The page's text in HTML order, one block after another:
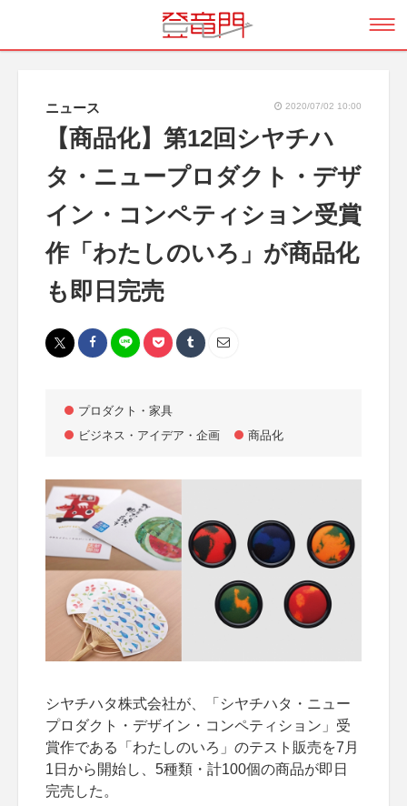
ニュース 2020/07/02 10:00
【商品化】第12回シヤチハ
タ・ニュープロダクト・デザ
イン・コンペティション受賞
作「わたしのいろ」が商品化
も即日完売
プロダクト・家具
ビジネス・アイデア・企画
商品化
シヤチハタ株式会社が、「シヤチハタ・ニュー
プロダクト・デザイン・コンペティション」受
賞作である「わたしのいろ」のテスト販売を7月
1日から開始し、5種類・計100個の商品が即日
完売した。